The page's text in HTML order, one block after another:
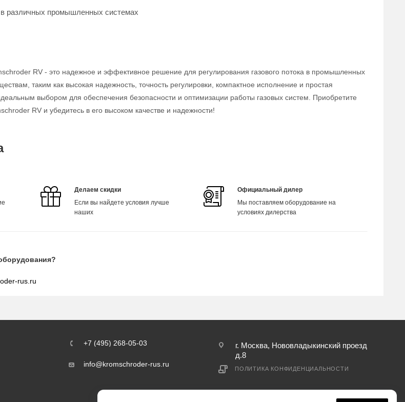
различных промышленных системах
RV - это надежное и эффективное решение для регулирования газового потока в промышленных
таким как высокая надежность, точность регулировки, компактное исполнение и простая
выбором для обеспечения безопасности и оптимизации работы газовых систем. Приобретите
RV и убедитесь в его высоком качестве и надежности!
Делаем скидки
Если вы найдете условия лучше
наших
Официальный дилер
Мы поставляем оборудование на
условиях дилерства
rus.ru
+7 (495) 268-05-03
info@kromschroder-rus.ru
г. Москва, Нововладыкинский проезд
д.8
ПОЛИТИКА КОНФИДЕНЦИАЛЬНОСТИ